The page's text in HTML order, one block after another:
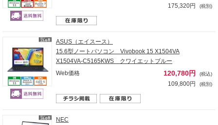
175,320円 (税別)
ASUS（エイスース）
15.6型ノートパソコン Vivobook 15 X1504VA
X1504VA-C5165KWS クワイエットブルー
Web価格
120,780円 (税込)
109,800円 (税別)
NEC